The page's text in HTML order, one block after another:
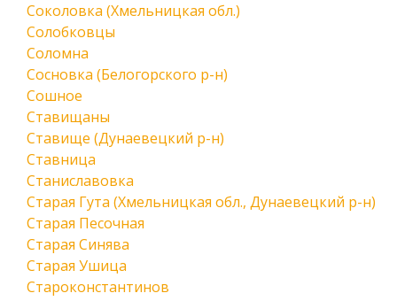
Соколовка (Хмельницкая обл.)
Солобковцы
Соломна
Сосновка (Белогорского р-н)
Сошное
Ставищаны
Ставище (Дунаевецкий р-н)
Ставница
Станиславовка
Старая Гута (Хмельницкая обл., Дунаевецкий р-н)
Старая Песочная
Старая Синява
Старая Ушица
Староконстантинов